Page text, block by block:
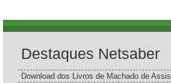
Destaques Netsaber
Download dos Livros de Machado de Assis